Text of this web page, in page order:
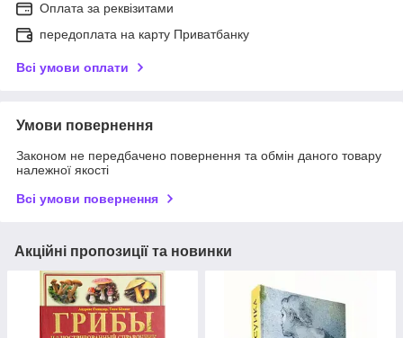
Оплата за реквізитами
передоплата на карту Приватбанку
Всі умови оплати
Умови повернення
Законом не передбачено повернення та обмін даного товару
належної якості
Всі умови повернення
Акційні пропозиції та новинки